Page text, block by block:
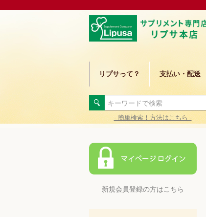
リプサって？ 支払い・配送
- 簡単検索！方法はこちら -
新規会員登録の方はこちら